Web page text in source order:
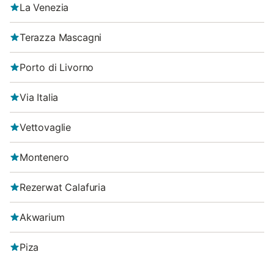
La Venezia
Terazza Mascagni
Porto di Livorno
Via Italia
Vettovaglie
Montenero
Rezerwat Calafuria
Akwarium
Piza